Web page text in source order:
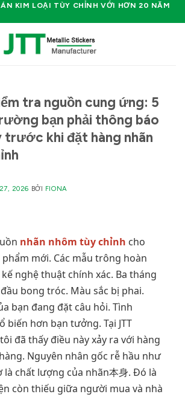
KIM LOẠI TÙY CHỈNH VỚI HƠN 20 NĂM
tra nguồn cung ứng: 5
bạn phải thông báo
trước khi đặt hàng nhãn
2026 BỞI FIONA
nhãn nhôm tùy chỉnh cho
mới. Các mẫu trông hoàn
nghệ thuật chính xác. Ba tháng
bong tróc. Màu sắc bị phai.
bạn đang đặt câu hỏi. Tình
biến hơn bạn tưởng. Tại JTT
đã thấy điều này xảy ra với hàng
Nguyên nhân gốc rễ hầu như
là chất lượng của nhãn本身. Đó là
còn thiếu giữa người mua và nhà